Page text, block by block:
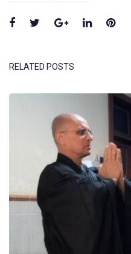
Facebook
TwitterGoogle+LinkedIn
RELATED POSTS